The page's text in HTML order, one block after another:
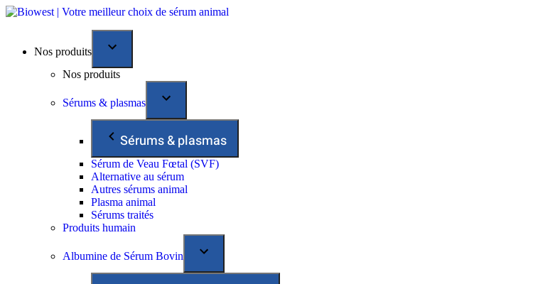
Nos produits
Nos produits
Sérums & plasmas
Sérums & plasmas
Sérum de Veau Fœtal (SVF)
Alternative au sérum
Autres sérums animal
Plasma animal
Sérums traités
Produits humain
Albumine de Sérum Bovin